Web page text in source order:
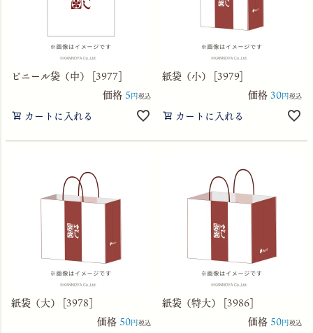
ビニール袋（中） [3977]
価格 5 税込
カートに入れる
紙袋（小） [3979]
価格30 税込
カートに入れる
紙袋（大） [3978]
価格 50 税込
紙袋（特大） [3986]
価格 50 税込